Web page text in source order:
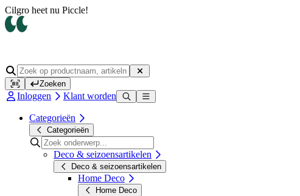
Cilgro heet nu Piccle!
Zoeken
Inloggen Klant worden
Categorieën
Categorieën
Deco & seizoensartikelen
Deco & seizoensartikelen
Home Deco
Home Deco